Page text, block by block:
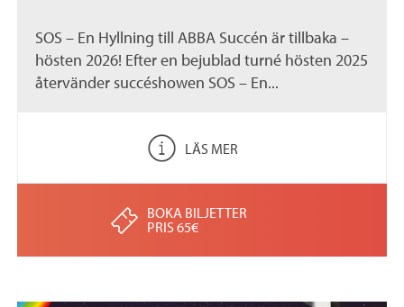
SOS – En Hyllning till ABBA Succén är tillbaka –
hösten 2026! Efter en bejublad turné hösten 2025
återvänder succéshowen SOS – En...
LÄS MER
BOKA BILJETTER
PRIS 65€